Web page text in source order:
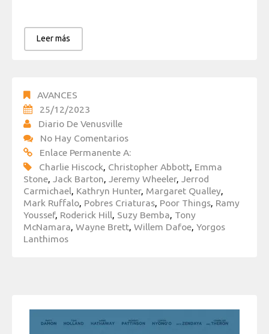
Leer más
AVANCES
25/12/2023
Diario De Venusville
No Hay Comentarios
Enlace Permanente A:
Charlie Hiscock, Christopher Abbott, Emma
Stone, Jack Barton, Jeremy Wheeler, Jerrod
Carmichael, Kathryn Hunter, Margaret Qualley,
Mark Ruffalo, Pobres Criaturas, Poor Things, Ramy
Youssef, Roderick Hill, Suzy Bemba, Tony
McNamara, Wayne Brett, Willem Dafoe, Yorgos
Lanthimos